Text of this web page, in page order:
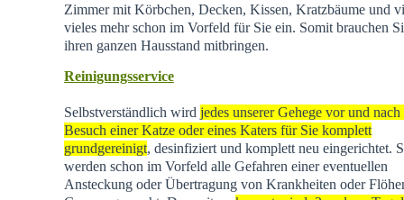
Zimmer mit Körbchen, Decken, Kissen, Kratzbäume und
vieles mehr schon im Vorfeld für Sie ein. Somit brauchen
ihren ganzen Hausstand mitbringen.
Reinigungsservice
Selbstverständlich wird jedes unserer Gehege vor und nach
Besuch einer Katze oder eines Katers für Sie komplett
grundgereinigt, desinfiziert und komplett neu eingerichtet.
werden schon im Vorfeld alle Gefahren einer eventuellen
Ansteckung oder Übertragung von Krankheiten oder